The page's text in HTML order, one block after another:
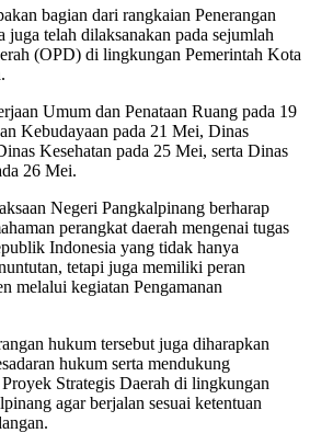
bagian dari rangkaian Penerangan
telah dilaksanakan pada sejumlah
(OPD) di lingkungan Pemerintah Kota
Umum dan Penataan Ruang pada 19
Kebudayaan pada 21 Mei, Dinas
Kesehatan pada 25 Mei, serta Dinas
26 Mei.
Negeri Pangkalpinang berharap
perangkat daerah mengenai tugas
Indonesia yang tidak hanya
tetapi juga memiliki peran
melalui kegiatan Pengamanan
hukum tersebut juga diharapkan
hukum serta mendukung
Strategis Daerah di lingkungan
agar berjalan sesuai ketentuan